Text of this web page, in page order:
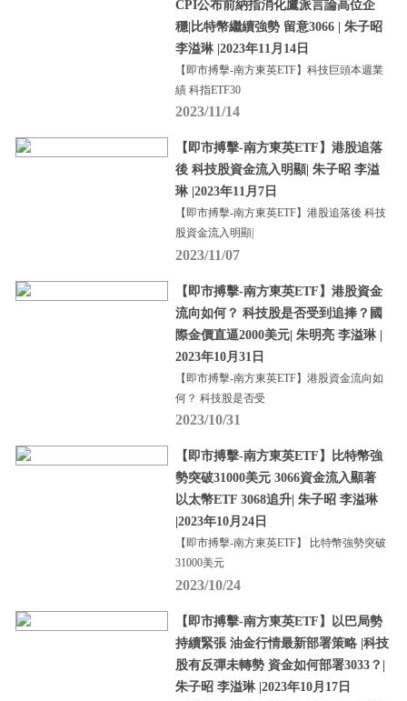
CPI公布前納指消化鷹派言論高位企
穩|比特幣繼續強勢 留意3066 | 朱子昭
李溢琳 |2023年11月14日
【即市搏擊-南方東英ETF】科技巨頭本週業
績 科指ETF30
2023/11/14
【即市搏擊-南方東英ETF】港股追落
後 科技股資金流入明顯| 朱子昭 李溢
琳 |2023年11月7日
【即市搏擊-南方東英ETF】港股追落後 科技
股資金流入明顯|
2023/11/07
【即市搏擊-南方東英ETF】港股資金
流向如何？ 科技股是否受到追捧？國
際金價直逼2000美元| 朱明亮 李溢琳 |
2023年10月31日
【即市搏擊-南方東英ETF】港股資金流向如
何？ 科技股是否受
2023/10/31
【即市搏擊-南方東英ETF】比特幣強
勢突破31000美元 3066資金流入顯著
以太幣ETF 3068追升| 朱子昭 李溢琳
|2023年10月24日
【即市搏擊-南方東英ETF】 比特幣強勢突破
31000美元
2023/10/24
【即市搏擊-南方東英ETF】以巴局勢
持續緊張 油金行情最新部署策略 |科技
股有反彈未轉勢 資金如何部署3033？|
朱子昭 李溢琳 |2023年10月17日